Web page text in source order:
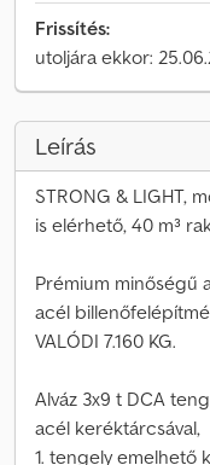
Frissítés:
utoljára ekkor:
Leírás
STRONG & LIGHT,
is elérhető, 40 m³
Prémium minőségű
acél
VALÓDI 7.160 KG.
Alváz 3x9 t DCA
acél keréktárcsával,
1. tengely emelhető